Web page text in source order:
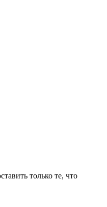
только те, что